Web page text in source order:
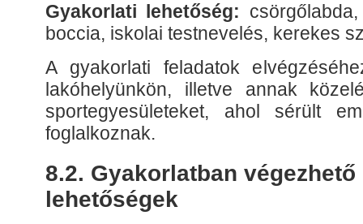
Gyakorlati lehetőség:
boccia, iskolai testnevelés, kerekes
A gyakorlati feladatok
lakóhelyünkön, illetve annak
sportegyesületeket, ahol sérült
foglalkoznak.
8.2. Gyakorlatban
lehetőségek